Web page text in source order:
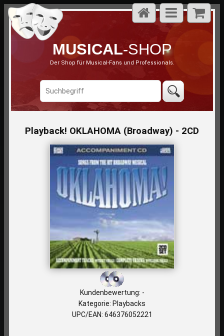
MUSICAL-SHOP
Der Shop für Musical-Fans und Professionals.
Playback! OKLAHOMA (Broadway) - 2CD
Kundenbewertung: -
Kategorie: Playbacks
UPC/EAN: 646376052221